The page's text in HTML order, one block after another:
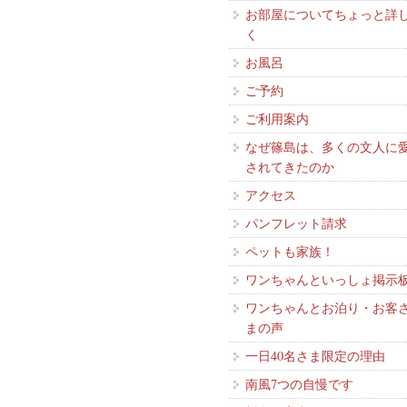
お部屋についてちょっと詳
く
お風呂
ご予約
ご利用案内
なぜ篠島は、多くの文人に
されてきたのか
アクセス
パンフレット請求
ペットも家族！
ワンちゃんといっしょ掲示
ワンちゃんとお泊り・お客さ
まの声
一日40名さま限定の理由
南風7つの自慢です